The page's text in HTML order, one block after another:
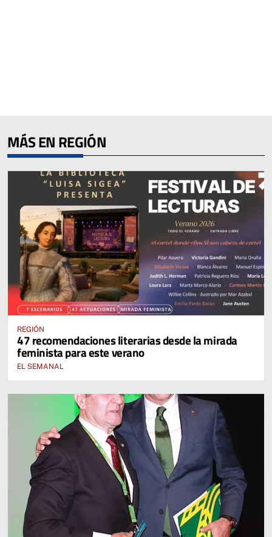
MÁS EN REGIÓN
REGIÓN
47 recomendaciones literarias desde la mirada
feminista para este verano
EL SEMANAL